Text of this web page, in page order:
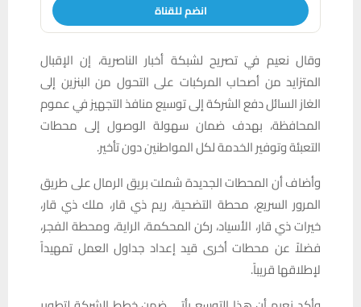
انضم للقناة
وقال نعيم في تصريح لشبكة أخبار الناصرية، إن الإقبال
المتزايد من أصحاب المركبات على التحول من البنزين إلى
الغاز السائل دفع الشركة إلى توسيع منافذ التجهيز في عموم
المحافظة، بهدف ضمان سهولة الوصول إلى محطات
التعبئة وتوفير الخدمة لكل المواطنين دون تأخير.
وأضاف أن المحطات الجديدة شملت بريق الرمال على طريق
المرور السريع، محطة التضحية، ريم ذي قار، ملك ذي قار،
خيرات ذي قار، الأسياد، ركن المحكمة، الراية، ومحطة الفجر،
فضلاً عن محطات أخرى قيد إعداد جداول العمل تمهيداً
لإطلاقها قريباً.